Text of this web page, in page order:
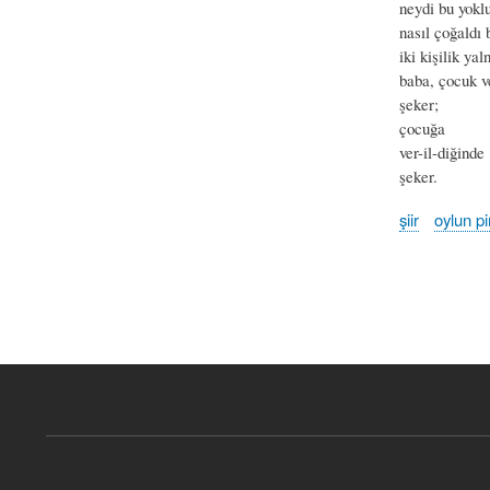
neydi bu
nasıl
iki kişilik
baba, çocuk
şeker;
çocuğa
ver-il-diğinde
şeker.
şiir oylun
for
babası